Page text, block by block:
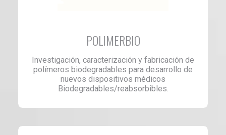
POLIMERBIO
Investigación, caracterización y fabricación de
polímeros biodegradables para desarrollo de
nuevos dispositivos médicos
Biodegradables/reabsorbibles.